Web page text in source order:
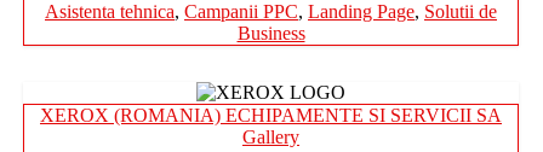
Asistenta tehnica, Campanii PPC, Landing Page, Solutii de
Business
XEROX (ROMANIA) ECHIPAMENTE SI SERVICII SA
Gallery